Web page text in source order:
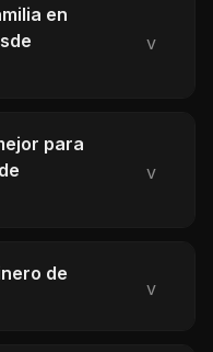
en
v
para
v
de
v